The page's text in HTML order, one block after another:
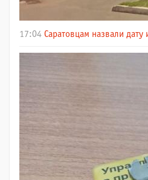
17:04 Саратовцам назвали дату